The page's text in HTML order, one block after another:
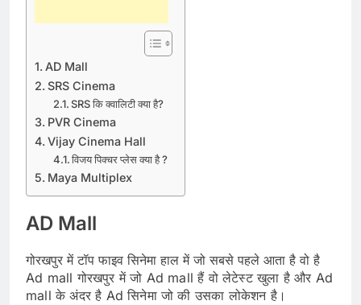
AD Mall
SRS Cinema
SRS कि क्वालिटी क्या है?
PVR Cinema
Vijay Cinema Hall
विजय पिक्चर प्लेस क्या है ?
Maya Multiplex
AD Mall
गोरखपुर में टॉप फाइव सिनेमा हाल में जो सबसे पहले आता है वो है
Ad mall गोरखपुर में जो Ad mall हैं वो लेटेस्ट खुला है और Ad
mall के अंदर है Ad सिनेमा जो की उसका लोकेशन है।